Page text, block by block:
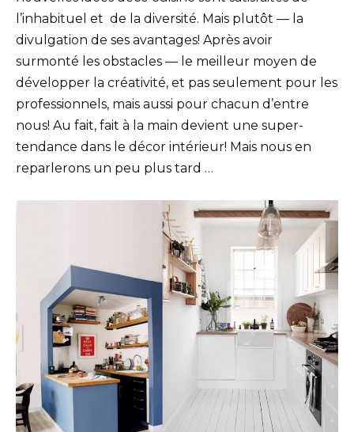
l’inhabituel et de la diversité. Mais plutôt — la
divulgation de ses avantages! Après avoir
surmonté les obstacles — le meilleur moyen de
développer la créativité, et pas seulement pour les
professionnels, mais aussi pour chacun d’entre
nous! Au fait, fait à la main devient une super-
tendance dans le décor intérieur! Mais nous en
reparlerons un peu plus tard …